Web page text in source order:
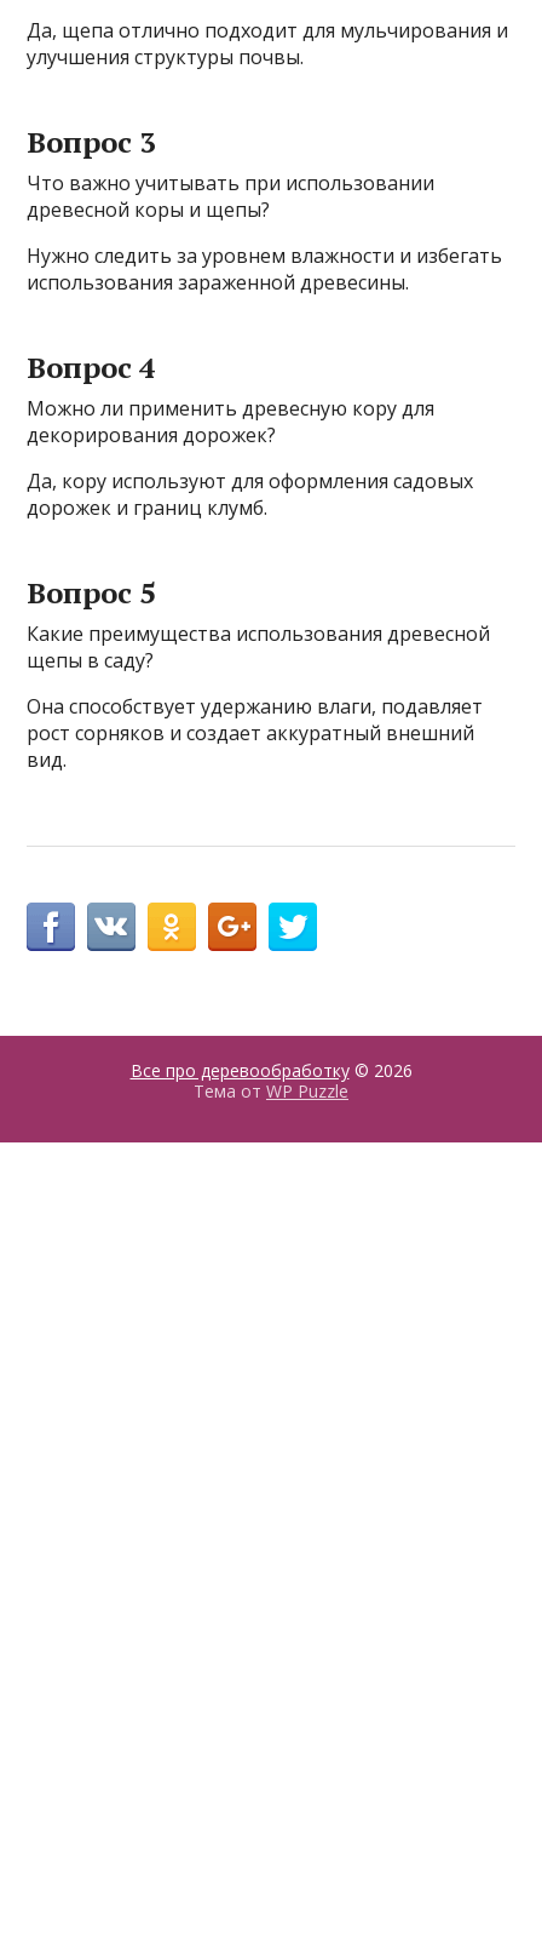
Да, щепа отлично подходит для мульчирования и
улучшения структуры почвы.
Вопрос 3
Что важно учитывать при использовании
древесной коры и щепы?
Нужно следить за уровнем влажности и избегать
использования зараженной древесины.
Вопрос 4
Можно ли применить древесную кору для
декорирования дорожек?
Да, кору используют для оформления садовых
дорожек и границ клумб.
Вопрос 5
Какие преимущества использования древесной
щепы в саду?
Она способствует удержанию влаги, подавляет
рост сорняков и создает аккуратный внешний
вид.
Все про деревообработку© 2026
Тема от WP Puzzle